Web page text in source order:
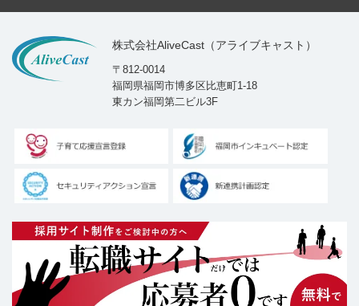
株式会社AliveCast（アライブキャスト）
〒812-0014
福岡県福岡市博多区比恵町1-18
東カン福岡第二ビル3F